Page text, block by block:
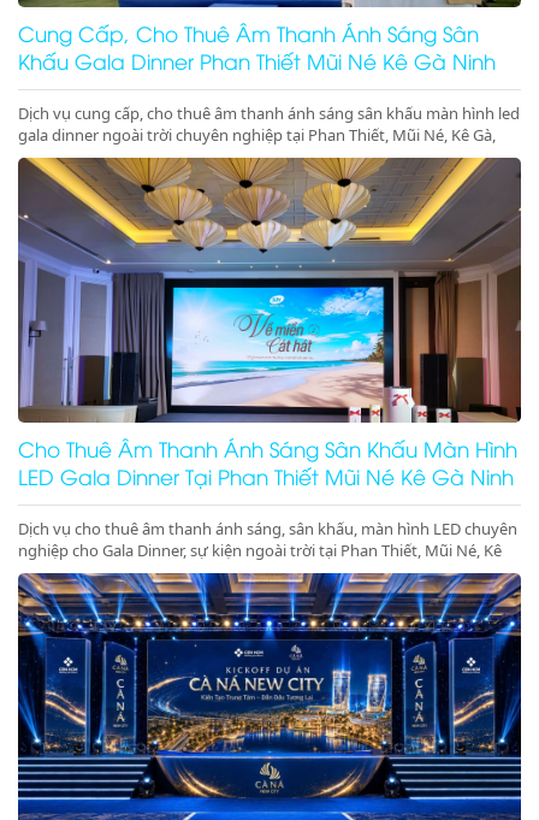
Cung Cấp, Cho Thuê Âm Thanh Ánh Sáng Sân
Khấu Gala Dinner Phan Thiết Mũi Né Kê Gà Ninh
Thuận Giá Rẻ Uy Tín
Dịch vụ cung cấp, cho thuê âm thanh ánh sáng sân khấu màn hình led
gala dinner ngoài trời chuyên nghiệp tại Phan Thiết, Mũi Né, Kê Gà,
Ninh Thuận, Ninh Chữ, Vĩnh Hy. Hệ thống hiện đại, setup trọn gói, gọi
ngay nhận ưu đãi lớn!
Cho Thuê Âm Thanh Ánh Sáng Sân Khấu Màn Hình
LED Gala Dinner Tại Phan Thiết Mũi Né Kê Gà Ninh
Thuận Ninh Chữ Vĩnh Hy Giá Rẻ Uy Tín
Dịch vụ cho thuê âm thanh ánh sáng, sân khấu, màn hình LED chuyên
nghiệp cho Gala Dinner, sự kiện ngoài trời tại Phan Thiết, Mũi Né, Kê
Gà, Ninh Thuận, Ninh Chữ, Vĩnh Hy. Thiết bị hiện đại, giá gốc tại kho,
phục vụ tận tâm. Gọi ngay hotline để nhận báo giá ưu đãi tốt nhất
hôm nay!